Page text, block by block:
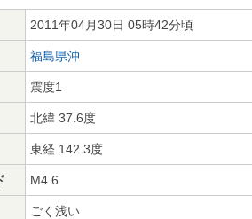
2011年04月30日 05時42分頃
福島県沖
震度1
北緯 37.6度
東経 142.3度
M4.6
ごく浅い